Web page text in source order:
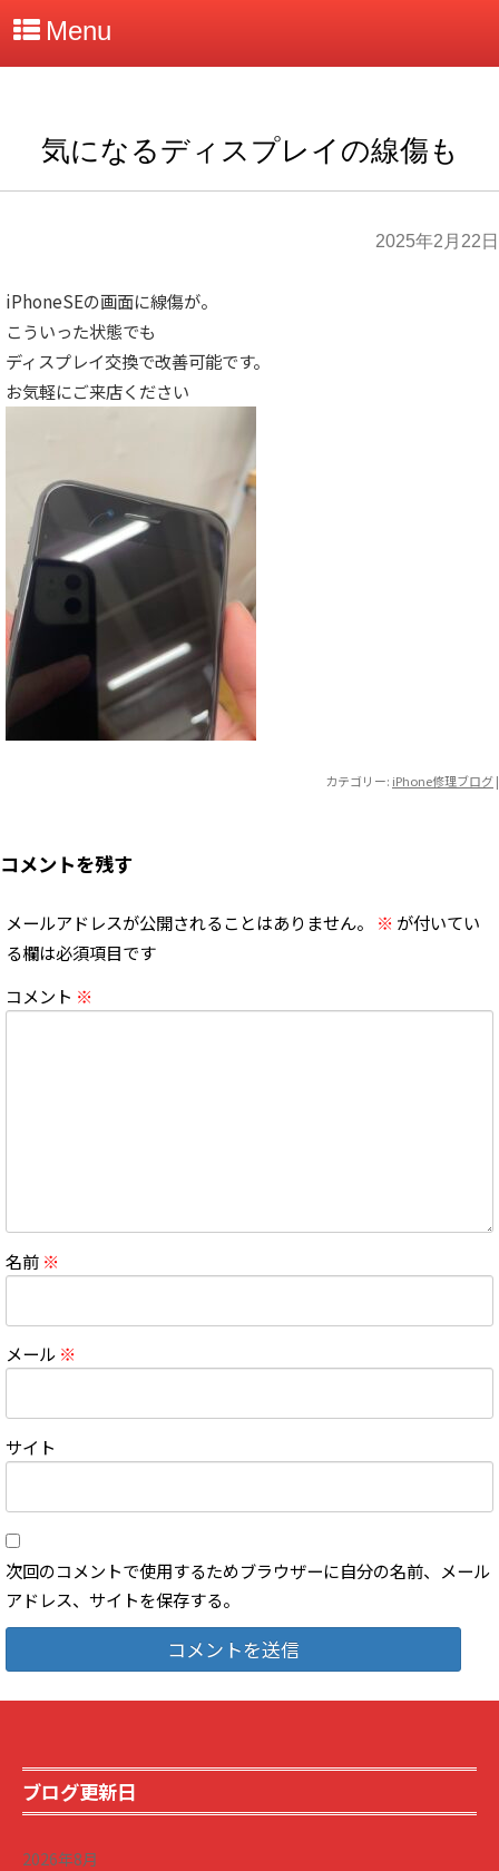
Menu
気になるディスプレイの線傷も
2025年2月22日
iPhoneSEの画面に線傷が。
こういった状態でも
ディスプレイ交換で改善可能です。
お気軽にご来店ください
カテゴリー: iPhone修理ブログ|
コメントを残す
メールアドレスが公開されることはありません。 ※ が付いてい
る欄は必須項目です
コメント ※
名前 ※
メール ※
サイト
次回のコメントで使用するためブラウザーに自分の名前、メール
アドレス、サイトを保存する。
ブログ更新日
2026年8月